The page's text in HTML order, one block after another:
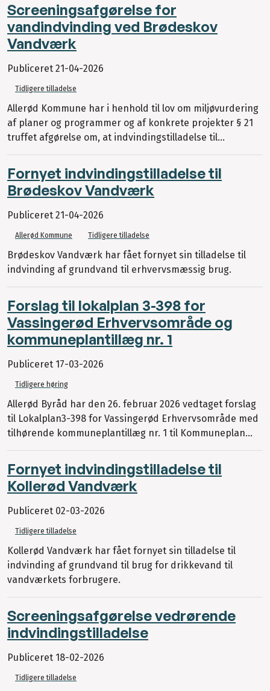
Screeningsafgørelse for
vandindvinding ved Brødeskov
Vandværk
Publiceret 21-04-2026
Tidligere tilladelse
Allerød Kommune har i henhold til lov om miljøvurdering
af planer og programmer og af konkrete projekter § 21
truffet afgørelse om, at indvindingstilladelse til...
Fornyet indvindingstilladelse til
Brødeskov Vandværk
Publiceret 21-04-2026
Allerød Kommune Tidligere tilladelse
Brødeskov Vandværk har fået fornyet sin tilladelse til
indvinding af grundvand til erhvervsmæssig brug.
Forslag til lokalplan 3-398 for
Vassingerød Erhvervsområde og
kommuneplantillæg nr. 1
Publiceret 17-03-2026
Tidligere høring
Allerød Byråd har den 26. februar 2026 vedtaget forslag
til Lokalplan3-398 for Vassingerød Erhvervsområde med
tilhørende kommuneplantillæg nr. 1 til Kommuneplan...
Fornyet indvindingstilladelse til
Kollerød Vandværk
Publiceret 02-03-2026
Tidligere tilladelse
Kollerød Vandværk har fået fornyet sin tilladelse til
indvinding af grundvand til brug for drikkevand til
vandværkets forbrugere.
Screeningsafgørelse vedrørende
indvindingstilladelse
Publiceret 18-02-2026
Tidligere tilladelse